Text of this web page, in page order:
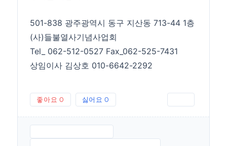
501-838 광주광역시 동구 지산동 713-44 1층
(사)들불열사기념사업회
Tel_ 062-512-0527 Fax_062-525-7431
상임이사 김상호 010-6642-2292
좋아요 0 싫어요 0